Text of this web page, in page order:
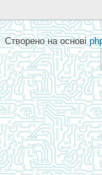
Створено на основі